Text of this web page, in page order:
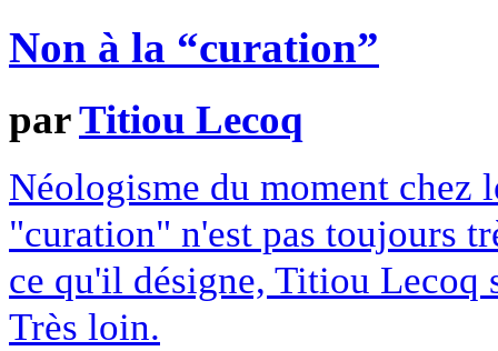
Non à la “curation”
parTitiou Lecoq
Néologisme du moment chez
"curation" n'est pas toujours
ce qu'il désigne, Titiou Lecoq
Très loin.